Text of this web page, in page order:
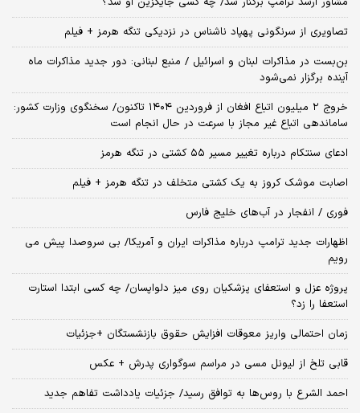
تصاویری از سرنگونی پهپاد ناشناس در نزدیکی تنگه هرمز + فیلم
بن‌بست در مذاکرات لبنان و اسرائیل / منبع لبنانی: دور جدید مذاکرات ماه
آینده برگزار نمی‌شود
خروج ۲ میلیون اتباع افغان از فروردین ۱۴۰۴ تاکنون/ سخنگوی وزارت کشور:
ساماندهی اتباع غیر مجاز با سرعت در حال انجام است
ادعای سنتکام درباره تغییر مسیر ۵۵ کشتی در تنگه هرمز
اصابت موشک کروز به یک کشتی متخلف در تنگه هرمز + فیلم
فوری / انفجار در آب‌های خلیج فارس
اظهارات جدید ترامپ درباره مذاکرات ایران و آمریکا/ بی سروصدا پیش می
رویم
پروژه عزل و استعفای پزشکیان روی میز دلواپسان/ چه کسی ابتدا استارت
استعفا را زد؟
زمان احتمالی واریز معوقات افزایش حقوق بازنشستگان +جزئیات
قابی تلخ از لیونل مسی در مراسم سوگواری پدرش + عکس
احمد الشرع با روس‌ها به توافق رسید/ جزئیات یادداشت تفاهم جدید